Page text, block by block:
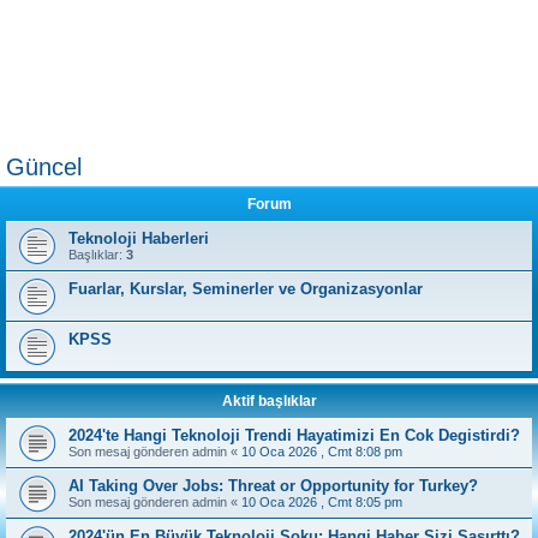
Güncel
Forum
Teknoloji Haberleri
Başlıklar: 3
Fuarlar, Kurslar, Seminerler ve Organizasyonlar
KPSS
Aktif başlıklar
2024'te Hangi Teknoloji Trendi Hayatimizi En Cok Degistirdi?
Son mesaj gönderen admin « 10 Oca 2026 , Cmt 8:08 pm
AI Taking Over Jobs: Threat or Opportunity for Turkey?
Son mesaj gönderen admin « 10 Oca 2026 , Cmt 8:05 pm